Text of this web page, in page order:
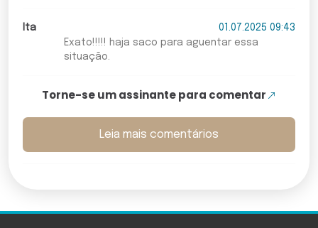
Ita
01.07.2025 09:43
Exato!!!!! haja saco para aguentar essa
situação.
Torne-se um assinante para comentar
Leia mais comentários